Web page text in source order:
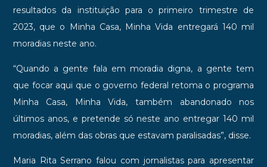
resultados da instituição para o primeiro trimestre de
2023, que o Minha Casa, Minha Vida entregará 140 mil
moradias neste ano.
“Quando a gente fala em moradia digna, a gente tem
que focar aqui que o governo federal retoma o programa
Minha Casa, Minha Vida, também abandonado nos
últimos anos, e pretende só neste ano entregar 140 mil
moradias, além das obras que estavam paralisadas”, disse.
Maria Rita Serrano falou com jornalistas para apresentar